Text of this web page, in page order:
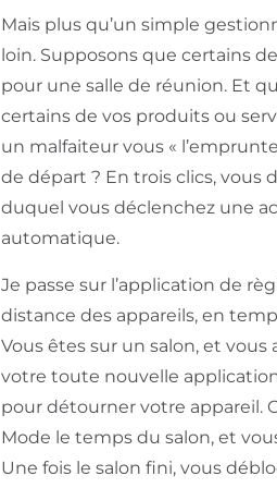
Mais plus qu’un simple
loin. Supposons que certains
pour une salle de réunion. Et
certains de vos produits ou
un malfaiteur vous «
de départ ? En trois clics,
duquel vous déclenchez une
automatique.
Je passe sur l’application de
distance des appareils, en
Vous êtes sur un salon, et
votre toute nouvelle
pour détourner votre appareil.
Mode le temps du salon, et
Une fois le salon fini, vous